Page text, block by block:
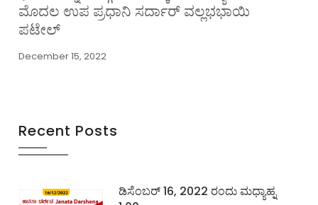
ಮೊದಲ ಉಪ ಪ್ರಧಾನಿ ಸರ್ದಾರ್ ವಲ್ಲಭಭಾಯಿ
ಪಟೇಲ್
December 15, 2022
Recent Posts
ಡಿಸೆಂಬರ್ 16, 2022 ರಂದು ಮಧ್ಯಾಹ್ನ